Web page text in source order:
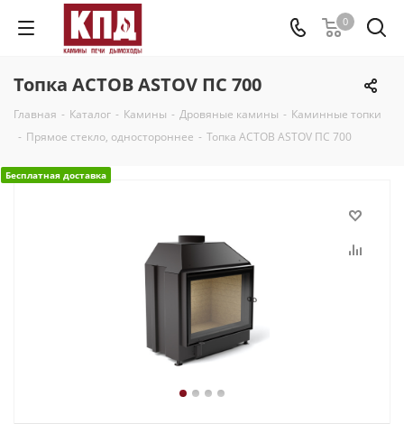
0
Топка АСТОВ ASTOV ПС 700
Главная - Каталог - Камины - Дровяные камины - Каминные топки
- Прямое стекло, одностороннее - Топка АСТОВ ASTOV ПС 700
Бесплатная доставка